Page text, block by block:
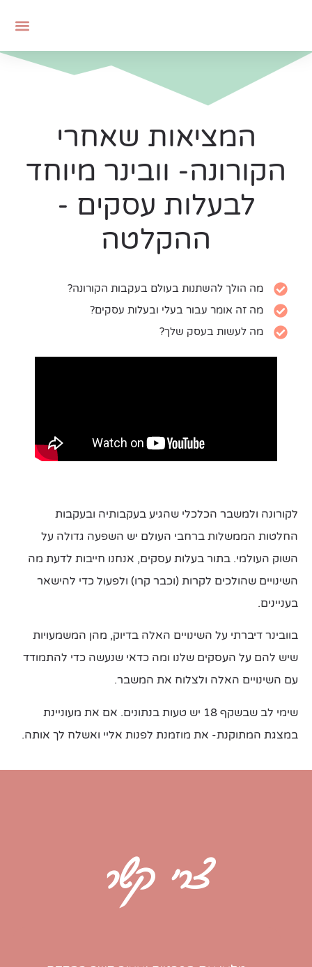
המציאות שאחרי
הקורונה- וובינר מיוחד
לבעלות עסקים -
ההקלטה
מה הולך להשתנות בעולם בעקבות הקורונה?
מה זה אומר עבור בעלי ובעלות עסקים?
מה לעשות בעסק שלך?
לקורונה ולמשבר הכלכלי שהגיע בעקבותיה ובעקבות
החלטות הממשלות ברחבי העולם יש השפעה גדולה על
השוק העולמי. בתור בעלות עסקים, אנחנו חייבות לדעת מה
השינויים שהולכים לקרות (וכבר קרו) ולפעול כדי להישאר
בעניינים.
בוובינר דיברתי על השינויים האלה בדיוק, מהן המשמעויות
שיש להם על העסקים שלנו ומה כדאי שנעשה כדי להתמודד
עם השינויים האלה ולצלוח את המשבר.
שימי לב שבשקף 18 יש טעות בנתונים. אם את מעוניינת
במצגת המתוקנת- את מוזמנת לפנות אליי ואשלח לך אותה.
צרי קשר